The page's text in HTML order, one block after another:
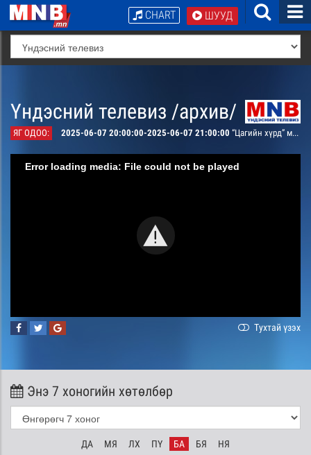
ШУУД
CHART
Үндэсний телевиз /архив/
ЯГ ОДОО: 2025-06-07 20:00:00-2025-06-07 21:00:00 “Цагийн хүрд” мэдээллийн хөтөлбөр /шууд/
Error loading media: File could not be played
Тухтай үзэх
Энэ 7 хоногийн хөтөлбөр
ДА МЯ ЛХ ПҮ БА БЯ НЯ